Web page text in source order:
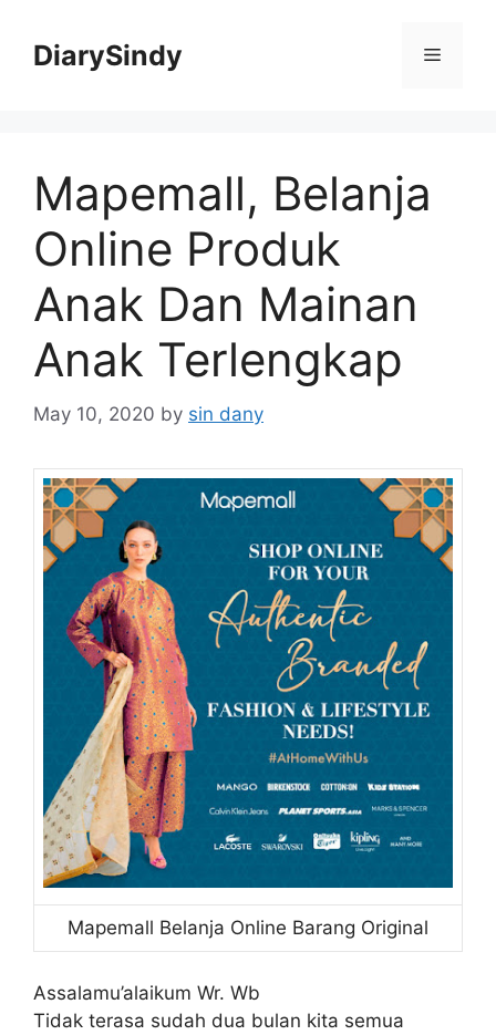
contentDiarySindy Menu
Mapemall, Belanja
Online Produk
Anak Dan Mainan
Anak Terlengkap
May 10, 2020 by sin dany
Mapemall Belanja Online Barang Original
Assalamu’alaikum Wr. Wb
Tidak terasa sudah dua bulan kita semua